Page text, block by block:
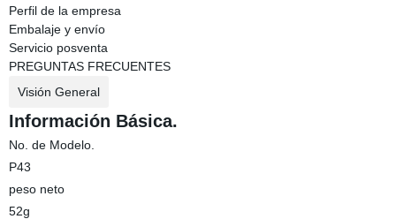
Perfil de la empresa
Embalaje y envío
Servicio posventa
PREGUNTAS FRECUENTES
Visión General
Información Básica.
No. de Modelo.
P43
peso neto
52g